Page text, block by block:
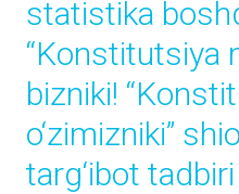
statistika
“Konstitutsiya
bizniki!
o‘zimizniki”
targ‘ibot tadbiri